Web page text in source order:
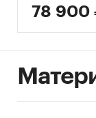
78 900